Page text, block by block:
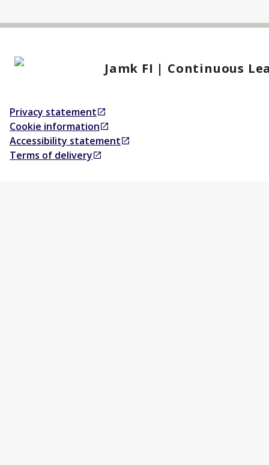
Jamk FI | Continuous
Privacy statement
Opens in a new tab
Cookie information
Opens in a new tab
Accessibility statement
Opens in a new tab
Terms of delivery
Opens in a new tab